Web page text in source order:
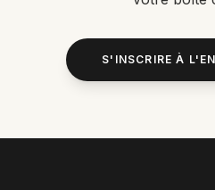
S'INSCRIRE À